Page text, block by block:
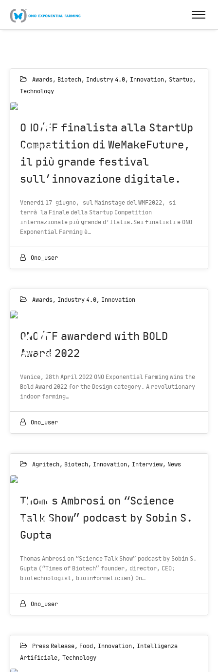
Awards, Biotech, Industry 4.0, Innovation, Startup,
Technology
13
JUN 2022
ONO/EF finalista alla StartUp
Competition di WeMakeFuture,
il più grande festival
sull’innovazione digitale.
Venerdì 17 giugno, sul Mainstage del WMF2022, si
terrà la Finale della Startup Competition
internazionale più grande d'Italia.Sei finalisti e ONO
Exponential Farming è…
Ono_user
Awards, Industry 4.0, Innovation
26
MAY 2022
ONO/EF awarderd with BOLD
Award 2022
Venice, 28th April 2022 ONO Exponential Farming wins the
Bold Award 2022 for the Design category. A revolutionary
indoor farming…
Ono_user
Agritech, Biotech, Innovation, Interview, News
25
MAY 2022
Thomas Ambrosi on “Science
Talk Show” podcast by Sobin S.
Gupta
Thomas Ambrosi on “Science Talk Show” podcast by Sobin S.
Gupta (“Times of Biotech” founder, director, CEO;
biotechnologist; bioinformatician) On…
Ono_user
Press Release, Food , Innovation, Intelligenza
Artificiale, Technology